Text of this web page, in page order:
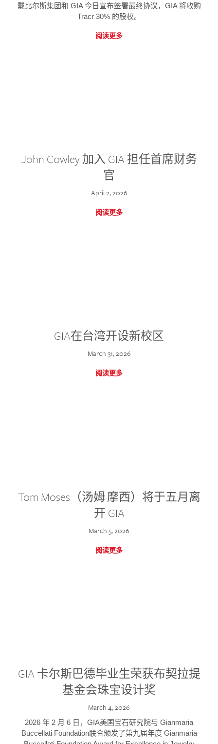
戴比尔斯集团和 GIA 今日宣布签署最终协议，GIA 将收购
Tracr 30% 的股权。
阅读更多
John Cowley 加入 GIA 担任首席财务
官
April 2, 2026
阅读更多
GIA在台湾开设新校区
March 31, 2026
阅读更多
Tom Moses（汤姆·摩西）将于五月离
开 GIA
March 5, 2026
阅读更多
GIA 卡尔斯巴德毕业生荣获布契拉提
基金会珠宝设计奖
March 4, 2026
2026 年 2 月 6 日，GIA美国宝石研究院与 Gianmaria
Buccellati Foundation联合颁发了第九届年度 Gianmaria